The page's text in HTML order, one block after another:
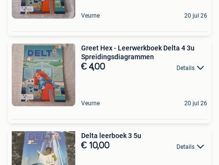
Veurne 20 jul 26
Greet Hex - Leerwerkboek Delta 4 3u
Spreidingsdiagrammen
€ 4,00 Details
Veurne 20 jul 26
Delta leerboek 3 5u
€ 10,00 Details